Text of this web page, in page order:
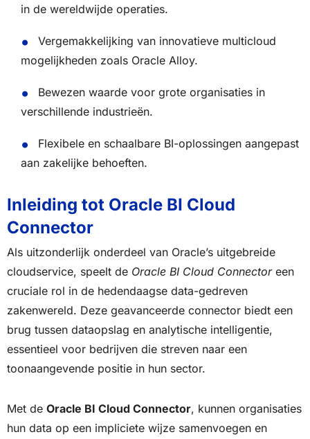
in de wereldwijde operaties.
Vergemakkelijking van innovatieve multicloud
mogelijkheden zoals Oracle Alloy.
Bewezen waarde voor grote organisaties in
verschillende industrieën.
Flexibele en schaalbare BI-oplossingen aangepast
aan zakelijke behoeften.
Inleiding tot Oracle BI Cloud
Connector
Als uitzonderlijk onderdeel van Oracle’s uitgebreide
cloudservice, speelt de Oracle BI Cloud Connectoreen
cruciale rol in de hedendaagse data-gedreven
zakenwereld. Deze geavanceerde connector biedt een
brug tussen dataopslag en analytische intelligentie,
essentieel voor bedrijven die streven naar een
toonaangevende positie in hun sector.
Met de Oracle BI Cloud Connector, kunnen organisaties
hun data op een impliciete wijze samenvoegen en